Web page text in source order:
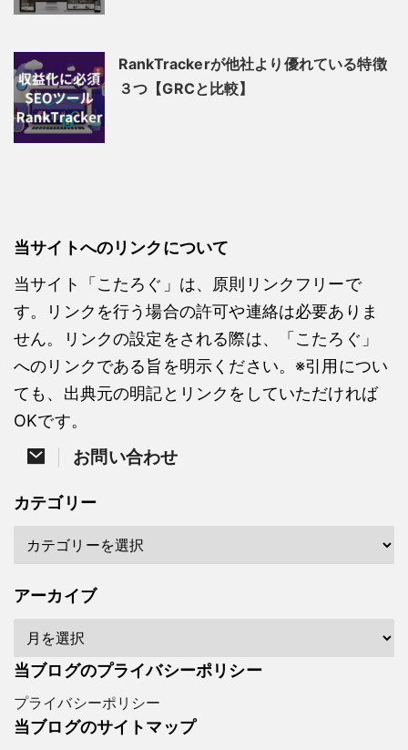
RankTrackerが他社より優れている特徴
３つ【GRCと比較】
当サイトへのリンクについて
当サイト「こたろぐ」は、原則リンクフリーで
す。リンクを行う場合の許可や連絡は必要ありま
せん。リンクの設定をされる際は、「こたろぐ」
へのリンクである旨を明示ください。※引用につい
ても、出典元の明記とリンクをしていただければ
OKです。
お問い合わせ
カテゴリー
アーカイブ
当ブログのプライバシーポリシー
プライバシーポリシー
当ブログのサイトマップ